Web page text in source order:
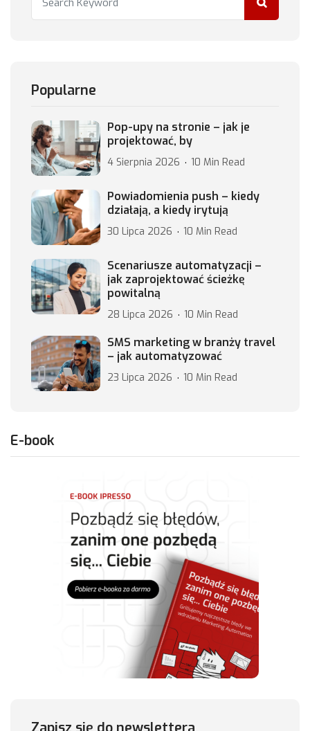
Popularne
Pop-upy na stronie – jak je
projektować, by
4 Sierpnia 2026 10 Min Read
Powiadomienia push – kiedy
działają, a kiedy irytują
30 Lipca 2026 10 Min Read
Scenariusze automatyzacji –
jak zaprojektować ścieżkę
powitalną
28 Lipca 2026 10 Min Read
SMS marketing w branży travel
– jak automatyzować
23 Lipca 2026 10 Min Read
E-book